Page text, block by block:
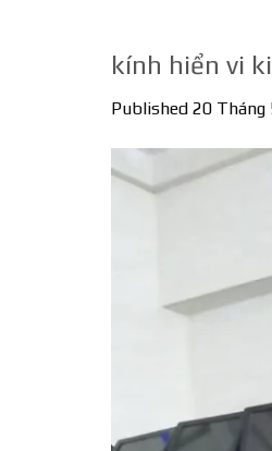
kính hiển vi
Published 20 Tháng